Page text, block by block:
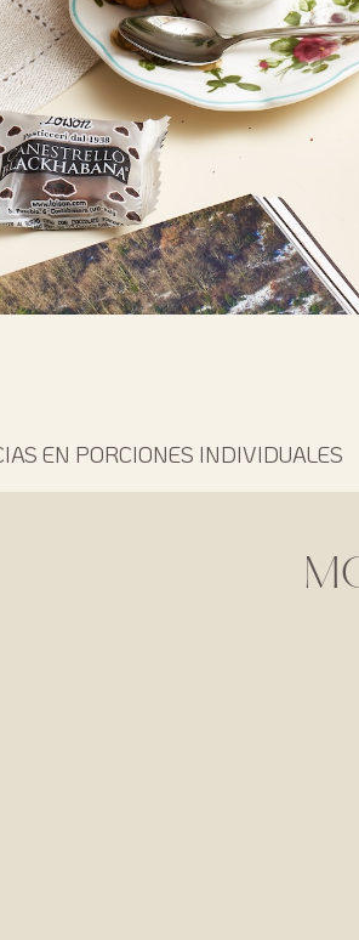
EN PORCIONES INDIVIDUALES